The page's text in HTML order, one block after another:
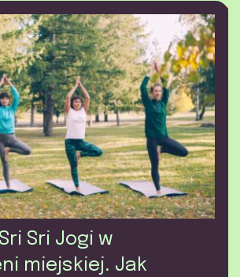
Sri Jogi w
miejskiej. Jak